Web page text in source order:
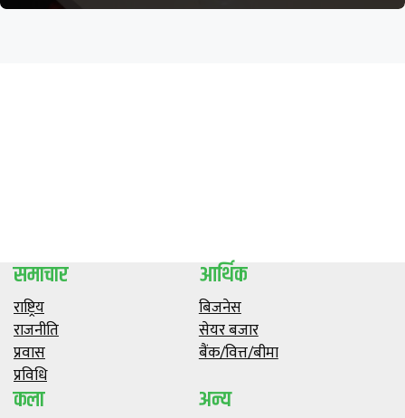
समाचार
राष्ट्रिय
राजनीति
प्रवास
प्रविधि
आर्थिक
बिजनेस
सेयर बजार
बैंक/वित्त/बीमा
कला अन्य